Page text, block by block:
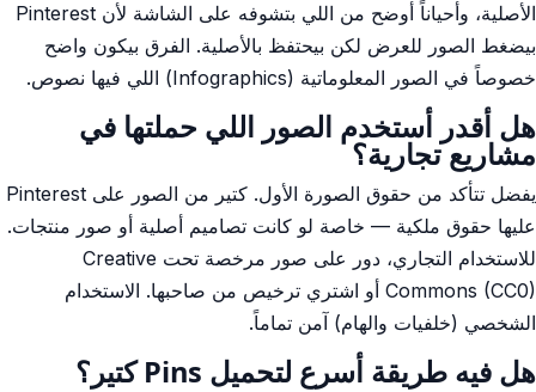
الأصلية، وأحياناً أوضح من اللي بتشوفه على الشاشة لأن Pinterest
بيضغط الصور للعرض لكن بيحتفظ بالأصلية. الفرق بيكون واضح
خصوصاً في الصور المعلوماتية (Infographics) اللي فيها نصوص.
هل أقدر أستخدم الصور اللي حملتها في
مشاريع تجارية؟
يفضل تتأكد من حقوق الصورة الأول. كتير من الصور على Pinterest
عليها حقوق ملكية — خاصة لو كانت تصاميم أصلية أو صور منتجات.
للاستخدام التجاري، دور على صور مرخصة تحت Creative
Commons (CC0) أو اشتري ترخيص من صاحبها. الاستخدام
الشخصي (خلفيات والهام) آمن تماماً.
هل فيه طريقة أسرع لتحميل Pins كتير؟